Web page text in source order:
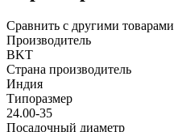
Сравнить с другими товарами
Производитель
BKT
Страна производитель
Индия
Типоразмер
24.00-35
Посадочный диаметр